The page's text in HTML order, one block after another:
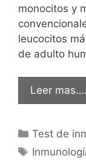
monocitos y
leucocitos
de adulto
Leer
Categorías
Test de
Etiquetas